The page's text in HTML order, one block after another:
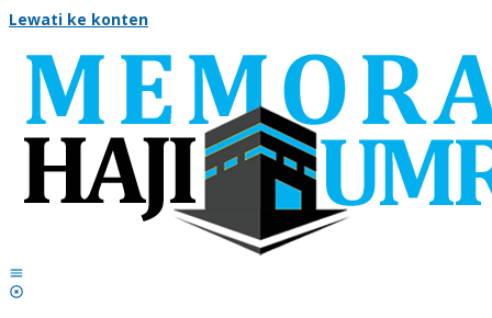
Lewati ke konten